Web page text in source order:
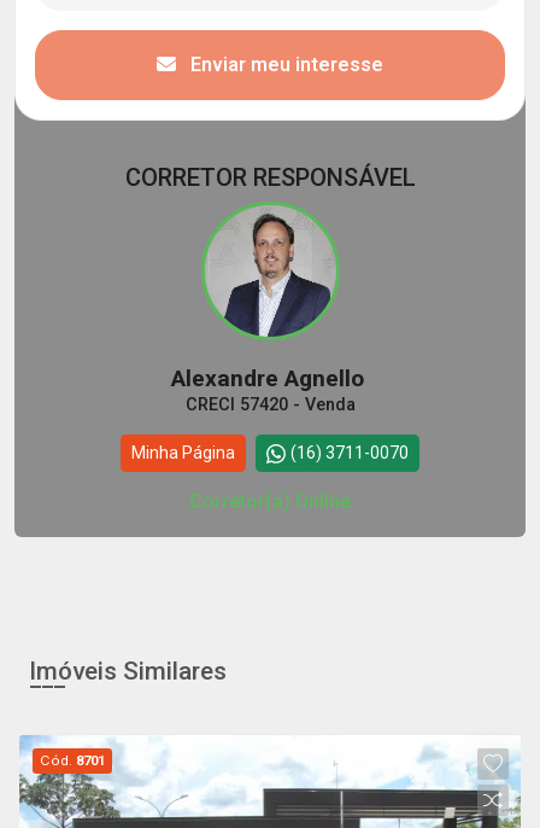
Enviar meu interesse
CORRETOR RESPONSÁVEL
Alexandre Agnello
CRECI 57420 - Venda
Minha Página (16) 3711-0070
Corretor(a) Online
Imóveis Similares
Cód. 8701